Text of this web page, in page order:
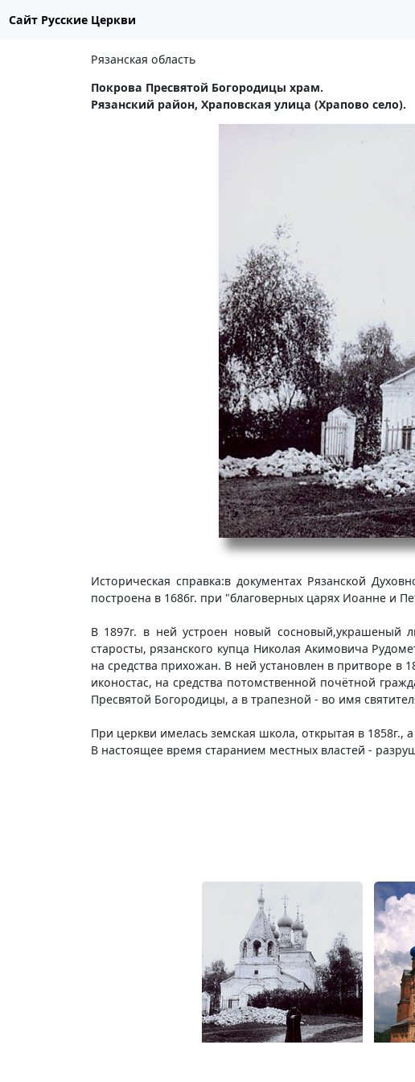
Сайт Русские Церкви
Рязанская область
Покрова Пресвятой Богородицы храм.
Рязанский район, Храповская улица (Храпово село).
Историческая справка:в документах Рязанской
построена в 1686г. при "благоверных царях Иоанне и
В 1897г. в ней устроен новый сосновый,украшеный
старосты, рязанского купца Николая Акимовича
на средства прихожан. В ней установлен в притворе
иконостас, на средства потомственной почётной
Пресвятой Богородицы, а в трапезной - во имя
При церкви имелась земская школа, открытая в 1858г.,
В настоящее время старанием местных властей -